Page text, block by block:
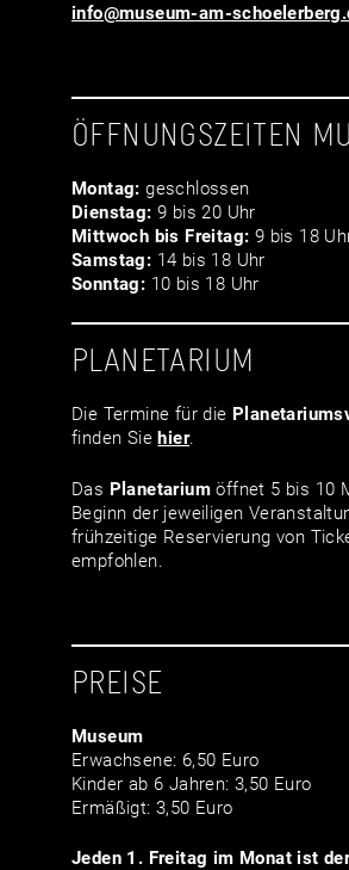
info@museum-am-
ÖFFNUNGSZEITEN
Montag: geschlossen
Dienstag: 9 bis 20 Uhr
Mittwoch bis Freitag: 9 bis 18
Samstag: 14 bis 18 Uhr
Sonntag: 10 bis 18 Uhr
PLANETARIUM
Die Termine für die
finden Siehier.
Das Planetarium öffnet 5 bis 10
Beginn der jeweiligen
frühzeitige Reservierung von
empfohlen.
PREISE
Museum
Erwachsene: 6,50 Euro
Kinder ab 6 Jahren: 3,50 Euro
Ermäßigt: 3,50 Euro
Jeden 1. Freitag im Monat ist